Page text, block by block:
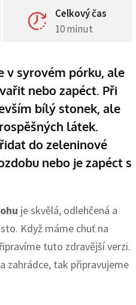
Celkový čas
10 minut
v syrovém pórku, ale
nebo zapéct. Při
bílý stonek, ale
látek.
do zeleninové
nebo je zapéct s
je skvělá, odlehčená a
Když máme chuť na
tuto zdravější verzi.
zahrádce, tak připravujeme